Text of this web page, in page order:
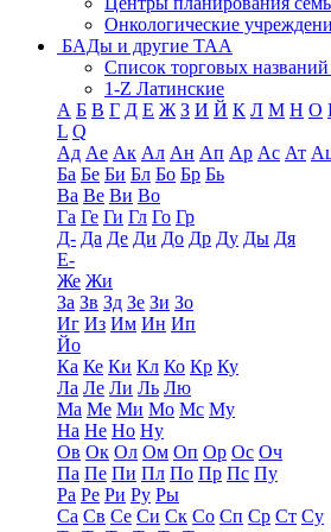
Онкологические
БАДы и другие ТАА
Список торговых
1-Z Латинские
А Б В Г Д Е Ж З И Й К Л М Н О
L Q
Ад Ае Ак Ал Ан Ап Ар Ас Ат
Ба Бе Би Бл Бо Бр Бь
Ва Ве Ви Во
Га Ге Ги Гл Го Гр
Д- Да Де Ди До Др Ду Ды Дя
Е-
Же Жи
За Зв Зд Зе Зи Зо
Иг Из Им Ин Ип
Йо
Ка Ке Ки Кл Ко Кр Ку
Ла Ле Ли Ль Лю
Ма Ме Ми Мо Мс Му
На Не Но Ну
Ов Ок Ол Ом Оп Ор Ос Оч
Па Пе Пи Пл По Пр Пс Пу
Ра Ре Ри Ру Ры
Са Св Се Си Ск Со Сп Ср Ст Су